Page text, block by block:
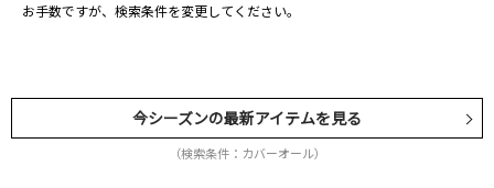
お手数ですが、検索条件を変更してください。
今シーズンの最新アイテムを見る
（検索条件：カバーオール）